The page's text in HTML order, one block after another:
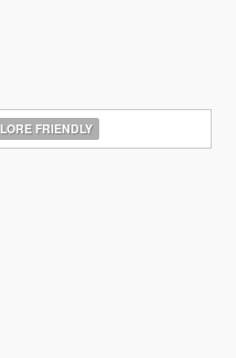
FRIENDLY